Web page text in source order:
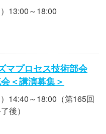
13:00～18:00
マプロセス技術部会
＜講演募集＞
14:40～18:00（第165回
後）